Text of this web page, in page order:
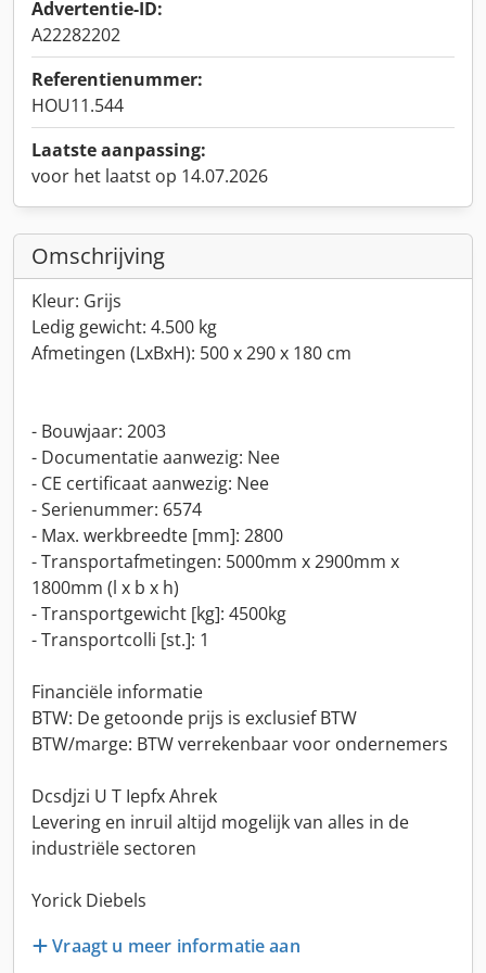
Advertentie-ID:
A22282202
Referentienummer:
HOU11.544
Laatste aanpassing:
voor het laatst op 14.07.2026
Omschrijving
Kleur: Grijs
Ledig gewicht: 4.500 kg
Afmetingen (LxBxH): 500 x 290 x 180 cm
- Bouwjaar: 2003
- Documentatie aanwezig: Nee
- CE certificaat aanwezig: Nee
- Serienummer: 6574
- Max. werkbreedte [mm]: 2800
- Transportafmetingen: 5000mm x 2900mm x
1800mm (l x b x h)
- Transportgewicht [kg]: 4500kg
- Transportcolli [st.]: 1
Financiële informatie
BTW: De getoonde prijs is exclusief BTW
BTW/marge: BTW verrekenbaar voor ondernemers
Dcsdjzi U T Iepfx Ahrek
Levering en inruil altijd mogelijk van alles in de
industriële sectoren
Yorick Diebels
Vraagt u meer informatie aan